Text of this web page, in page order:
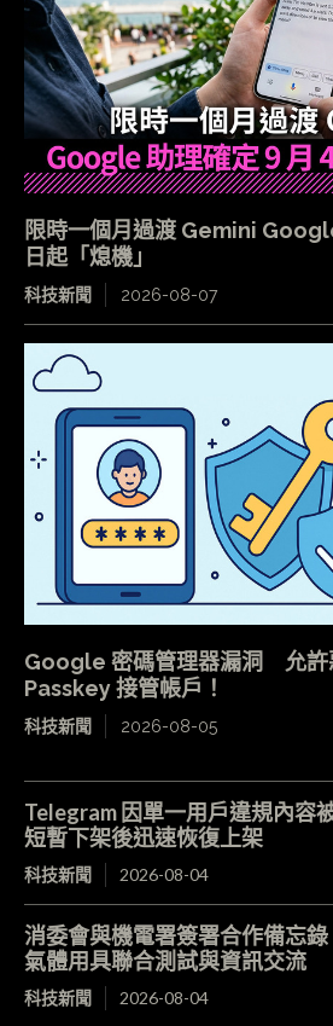
限時一個月過渡 Gemini
日起「熄機」
科技新聞 2026-08-07
Google 密碼管理器漏洞 允許
Passkey 接管帳戶！
科技新聞 2026-08-05
Telegram 因單一用戶違規內容
短暫下架後迅速恢復上架
科技新聞 2026-08-04
消委會與機電署簽署合作備忘
氣體用具聯合測試與資訊交流
科技新聞 2026-08-04